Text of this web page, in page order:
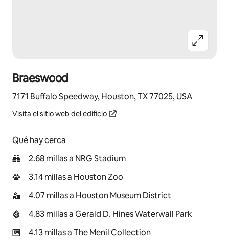
Braeswood
7171 Buffalo Speedway, Houston, TX 77025, USA
Visita el sitio web del edificio
Qué hay cerca
2.68 millas a NRG Stadium
3.14 millas a Houston Zoo
4.07 millas a Houston Museum District
4.83 millas a Gerald D. Hines Waterwall Park
4.13 millas a The Menil Collection